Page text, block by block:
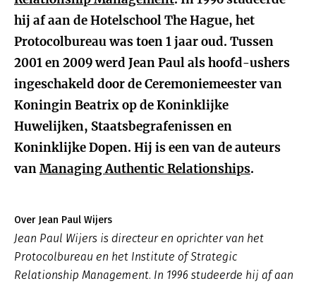
hij af aan de Hotelschool The Hague, het
Protocolbureau was toen 1 jaar oud. Tussen
2001 en 2009 werd Jean Paul als hoofd-ushers
ingeschakeld door de Ceremoniemeester van
Koningin Beatrix op de Koninklijke
Huwelijken, Staatsbegrafenissen en
Koninklijke Dopen. Hij is een van de auteurs
vanManaging Authentic Relationships.
Over Jean Paul Wijers
Jean Paul Wijers is directeur en oprichter van het
Protocolbureau en het Institute of Strategic
Relationship Management. In 1996 studeerde hij af aan